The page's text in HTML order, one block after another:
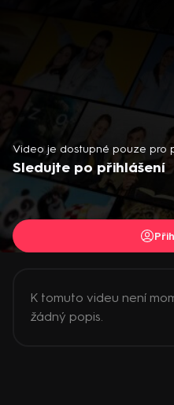
Video je dostupné pouze pro
Sledujte po přihlášení
K tomuto videu není
žádný popis.